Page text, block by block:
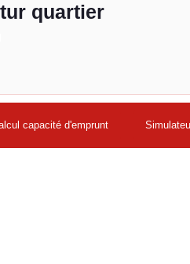
quartier
capacité d'emprunt